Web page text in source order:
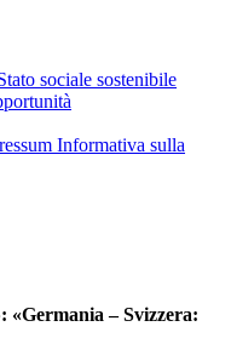
sociale sostenibile
Informativa sulla
«Germania – Svizzera: